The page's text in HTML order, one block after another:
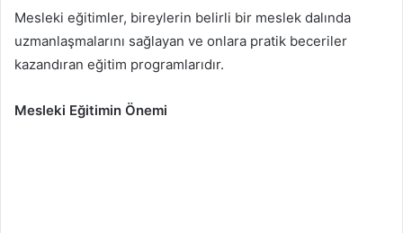
Mesleki eğitimler, bireylerin belirli bir meslek dalında
uzmanlaşmalarını sağlayan ve onlara pratik beceriler
kazandıran eğitim programlarıdır.
Mesleki Eğitimin Önemi